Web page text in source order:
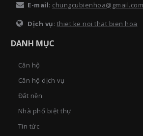
E-mail: chungcubienhoa@gmail.com
Dịch vụ: thiet ke noi that bien hoa
DANH MỤC
Căn hộ
Căn hộ dịch vụ
Đất nền
Nhà phố biệt thự
Tin tức